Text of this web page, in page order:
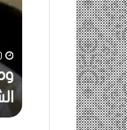
بونا
بونا